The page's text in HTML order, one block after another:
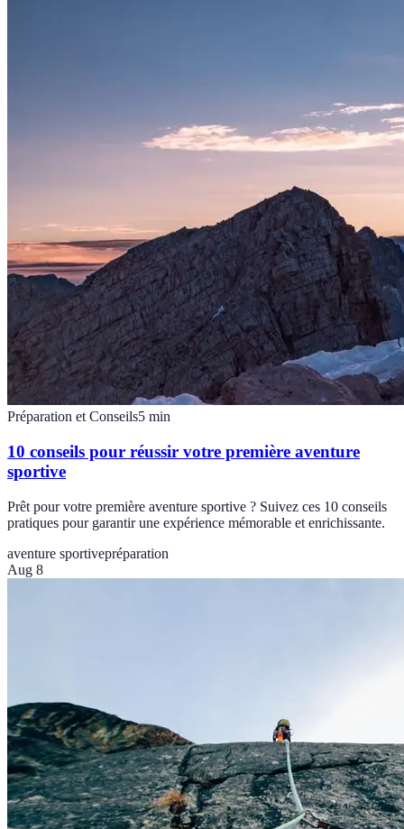
Préparation et Conseils5 min
10 conseils pour réussir votre première aventure
sportive
Prêt pour votre première aventure sportive ? Suivez ces 10 conseils
pratiques pour garantir une expérience mémorable et enrichissante.
aventure sportivepréparation
Aug 8